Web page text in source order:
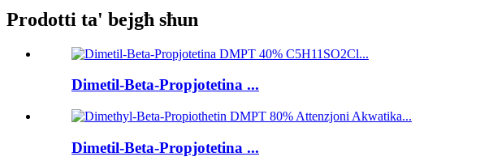
Prodotti ta' bejgħ sħun
Dimetil-Beta-Propjotetina ...
Dimetil-Beta-Propjotetina ...